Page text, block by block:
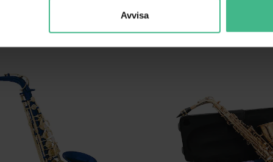
Avvisa
ANDRA TITTADE PÅ